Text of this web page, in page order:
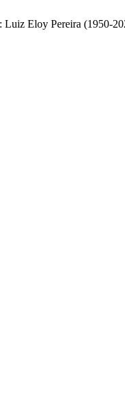
Eloy Pereira (1950-